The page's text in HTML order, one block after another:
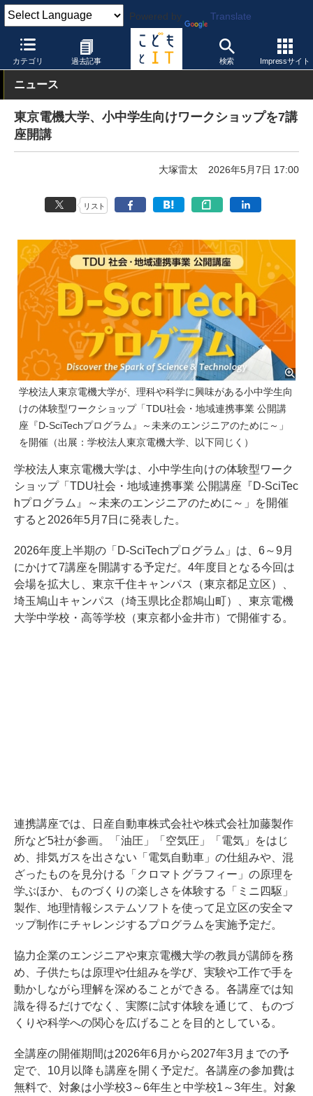
Powered by Translate
カテゴリ 過去記事 検索 Impressサイト
こどもとIT イベント・セミナー
ニュース
東京電機大学、小中学生向けワークショップを7講
座開講
大塚雷太 2026年5月7日 17:00
リスト
学校法人東京電機大学が、理科や科学に興味がある小中学生向
けの体験型ワークショップ「TDU社会・地域連携事業 公開講
座『D-SciTechプログラム』～未来のエンジニアのために～」
を開催（出展：学校法人東京電機大学、以下同じく）
学校法人東京電機大学は、小中学生向けの体験型ワーク
ショップ「TDU社会・地域連携事業 公開講座『D-SciTec
hプログラム』～未来のエンジニアのために～」を開催
すると2026年5月7日に発表した。
2026年度上半期の「D-SciTechプログラム」は、6～9月
にかけて7講座を開講する予定だ。4年度目となる今回は
会場を拡大し、東京千住キャンパス（東京都足立区）、
埼玉鳩山キャンパス（埼玉県比企郡鳩山町）、東京電機
大学中学校・高等学校（東京都小金井市）で開催する。
連携講座では、日産自動車株式会社や株式会社加藤製作
所など5社が参画。「油圧」「空気圧」「電気」をはじ
め、排気ガスを出さない「電気自動車」の仕組みや、混
ざったものを見分ける「クロマトグラフィー」の原理を
学ぶほか、ものづくりの楽しさを体験する「ミニ四駆」
製作、地理情報システムソフトを使って足立区の安全マ
ップ制作にチャレンジするプログラムを実施予定だ。
協力企業のエンジニアや東京電機大学の教員が講師を務
め、子供たちは原理や仕組みを学び、実験や工作で手を
動かしながら理解を深めることができる。各講座では知
識を得るだけでなく、実際に試す体験を通じて、ものづ
くりや科学への関心を広げることを目的としている。
全講座の開催期間は2026年6月から2027年3月までの予
定で、10月以降も講座を開く予定だ。各講座の参加費は
無料で、対象は小学校3～6年生と中学校1～3年生。対象